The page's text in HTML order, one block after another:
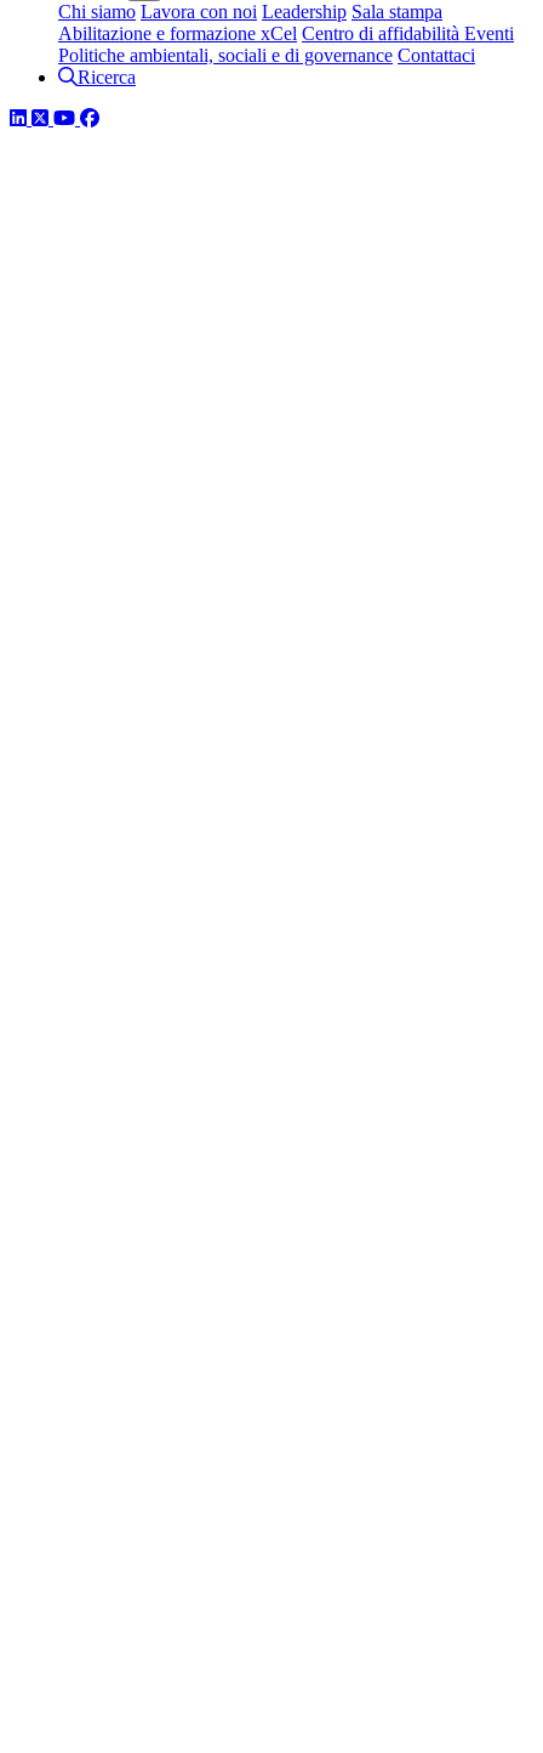
Chi siamo Lavora con noi Leadership Sala stampa
Abilitazione e formazione xCel Centro di affidabilità Eventi
Politiche ambientali, sociali e di governance Contattaci
Ricerca
LinkedIn
TwitterYouTube
Facebook